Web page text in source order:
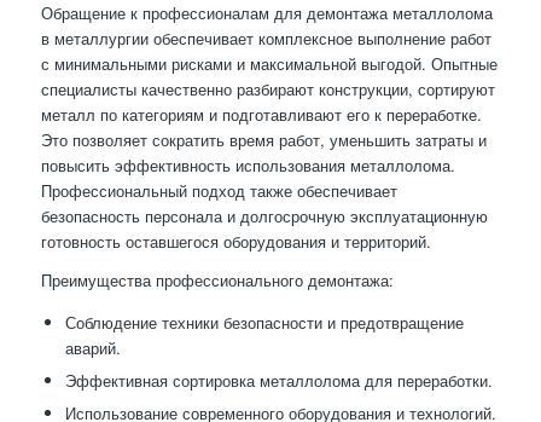
Обращение к профессионалам для демонтажа металлолома
в металлургии обеспечивает комплексное выполнение работ
с минимальными рисками и максимальной выгодой. Опытные
специалисты качественно разбирают конструкции, сортируют
металл по категориям и подготавливают его к переработке.
Это позволяет сократить время работ, уменьшить затраты и
повысить эффективность использования металлолома.
Профессиональный подход также обеспечивает
безопасность персонала и долгосрочную эксплуатационную
готовность оставшегося оборудования и территорий.
Преимущества профессионального демонтажа:
Соблюдение техники безопасности и предотвращение
аварий.
Эффективная сортировка металлолома для переработки.
Использование современного оборудования и технологий.